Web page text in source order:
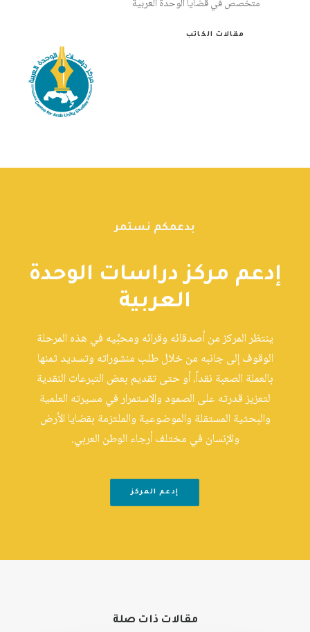
متخصص في قضايا الوحدة العربية
مقالات الكاتب
بدعمكم نستمر
إدعم مركز دراسات الوحدة
العربية
ينتظر المركز من أصدقائه وقرائه ومحبِّيه في هذه المرحلة
الوقوف إلى جانبه من خلال طلب منشوراته وتسديد ثمنها
بالعملة الصعبة نقداً، أو حتى تقديم بعض التبرعات النقدية
لتعزيز قدرته على الصمود والاستمرار في مسيرته العلمية
والبحثية المستقلة والموضوعية والملتزمة بقضايا الأرض
والإنسان في مختلف أرجاء الوطن العربي.
إدعم المركز
مقالات ذات صلة